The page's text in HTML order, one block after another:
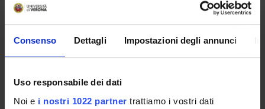
Consenso Dettagli Impostazioni degli annunci
Uso responsabile dei dati
Noi e i nostri 1022 partner trattiamo i vostri dati
PARTECIPANTI AL PROGETTO
Margherita Brondino
Professore associato